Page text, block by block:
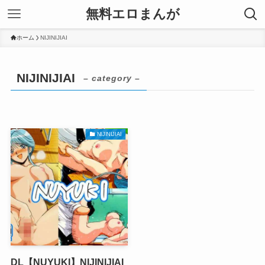
無料エロまんが
ホーム NIJINIJIAI
NIJINIJIAI – category –
NIJINIJIAI
DL【NUYUKI】NIJINIJIAI